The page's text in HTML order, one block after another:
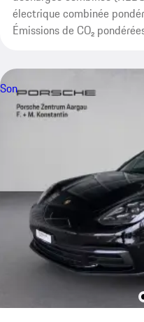
électrique combinée
Émissions de CO₂
Son